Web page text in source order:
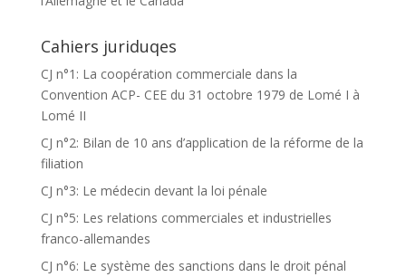
Cahiers juriduqes
CJ n°1: La coopération commerciale dans la
Convention ACP- CEE du 31 octobre 1979 de Lomé I à
Lomé II
CJ n°2: Bilan de 10 ans d’application de la réforme de la
filiation
CJ n°3: Le médecin devant la loi pénale
CJ n°5: Les relations commerciales et industrielles
franco-allemandes
CJ n°6: Le système des sanctions dans le droit pénal